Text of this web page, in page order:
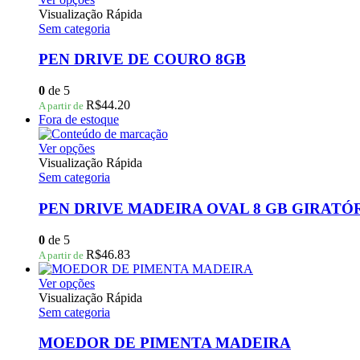
produto
tem
variantes.
podem
ser
escolhidas
na
página
do
produto
Visualização Rápida
Sem categoria
PEN DRIVE DE COURO 8GB
0 de 5
A partir de R$44.20
Fora de estoque
Ver opçõesEste
produto
tem
variantes.
As
podem
ser
escolhidas
na
página
do
produto
Visualização Rápida
Sem categoria
PEN DRIVE MADEIRA OVAL 8 GB
0 de 5
A partir de R$46.83
Ver opçõesEste
produto
tem
variantes.
Visualização Rápida
Sem categoria
MOEDOR DE PIMENTA MADEIRA